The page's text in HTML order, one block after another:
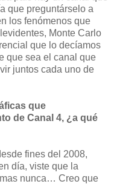
que preguntárselo a
los fenómenos que
Monte Carlo
que lo decíamos
que sea el canal que
juntos cada uno de
que
de Canal 4, ¿a qué
fines del 2008,
día, viste que la
nunca… Creo que